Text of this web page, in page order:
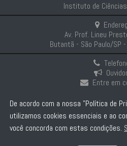
Instituto de
Av. Prof. Lineu
Butantã - São Paulo/SP
Entre em
Comunicação
De acordo com a nossa "Política de
utilizamos cookies essenciais e ao
você concorda com estas condições.